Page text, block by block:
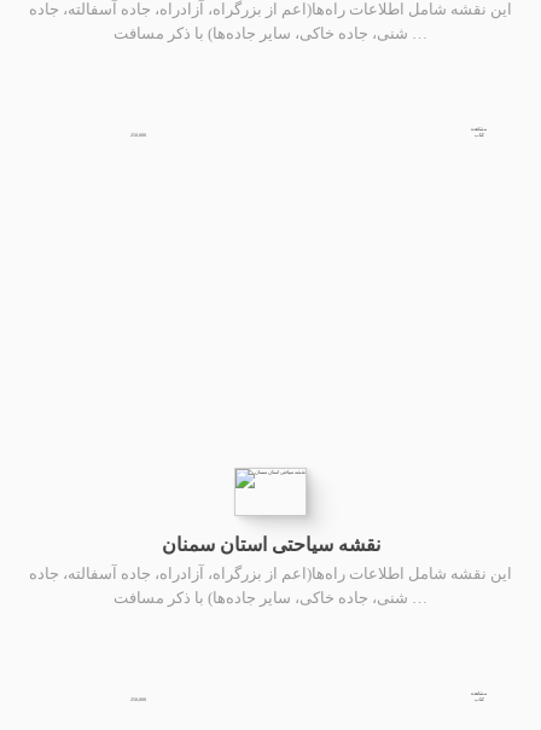
این نقشه شامل اطلاعات راه‌ها(اعم از بزرگراه، آزادراه، جاده آسفالته، جاده
شنی، جاده خاکی، سایر جاده‌ها) با ذکر مسافت …
250,000
مشاهده
کتاب
نقشه سیاحتی استان سمنان
این نقشه شامل اطلاعات راه‌ها(اعم از بزرگراه، آزادراه، جاده آسفالته، جاده
شنی، جاده خاکی، سایر جاده‌ها) با ذکر مسافت …
250,000
مشاهده
کتاب